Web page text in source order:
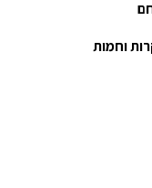
וחמות